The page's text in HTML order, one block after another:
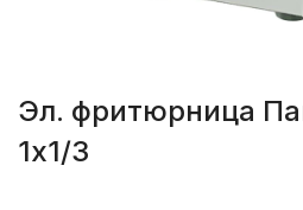
Эл. фритюрница
1х1/3